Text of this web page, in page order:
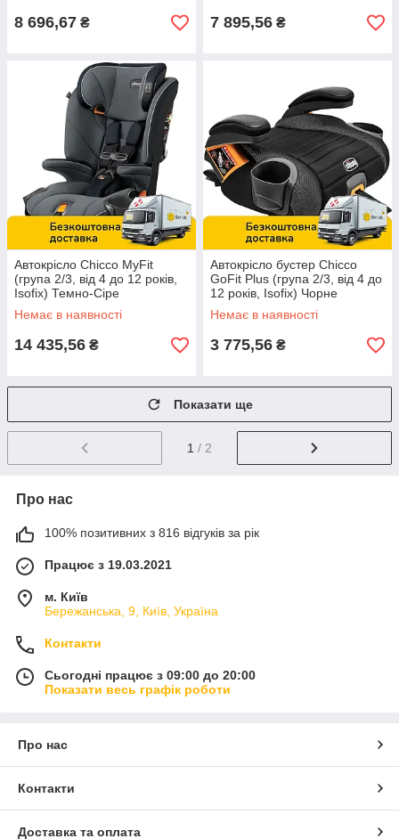
8 696,67 ₴ 7 895,56 ₴
Автокрісло Chicco MyFit
(група 2/3, від 4 до 12 років,
Isofix) Темно-Сіре
Немає в наявності
14 435,56 ₴
Автокрісло бустер Chicco
GoFit Plus (група 2/3, від 4 до
12 років, Isofix) Чорне
Немає в наявності
3 775,56 ₴
Показати ще
1 / 2
Про нас
100% позитивних з 816 відгуків за рік
Працює з 19.03.2021
м. Київ
Бережанська, 9, Київ, Україна
Контакти
Сьогодні працює з 09:00 до 20:00
Показати весь графік роботи
Про нас
Контакти
Доставка та оплата